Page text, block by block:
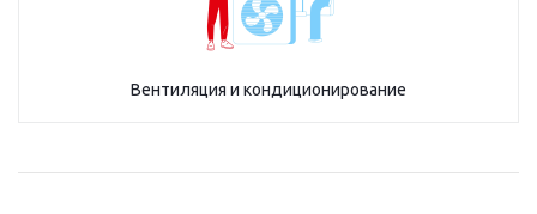
Вентиляция и кондиционирование